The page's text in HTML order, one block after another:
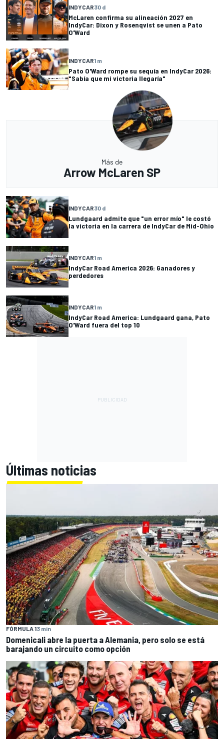
INDYCAR30 d
McLaren confirma su alineación 2027 en
IndyCar: Dixon y Rosenqvist se unen a Pato
O'Ward
INDYCAR1 m
Pato O'Ward rompe su sequía en IndyCar 2026:
"Sabía que mi victoria llegaría"
Más de
Arrow McLaren SP
INDYCAR30 d
Lundgaard admite que "un error mío" le costó
la victoria en la carrera de IndyCar de Mid-Ohio
INDYCAR1 m
IndyCar Road America 2026: Ganadores y
perdedores
INDYCAR1 m
IndyCar Road America: Lundgaard gana, Pato
O'Ward fuera del top 10
Últimas noticias
FÓRMULA 13 min
Domenicali abre la puerta a Alemania, pero solo se está
barajando un circuito como opción